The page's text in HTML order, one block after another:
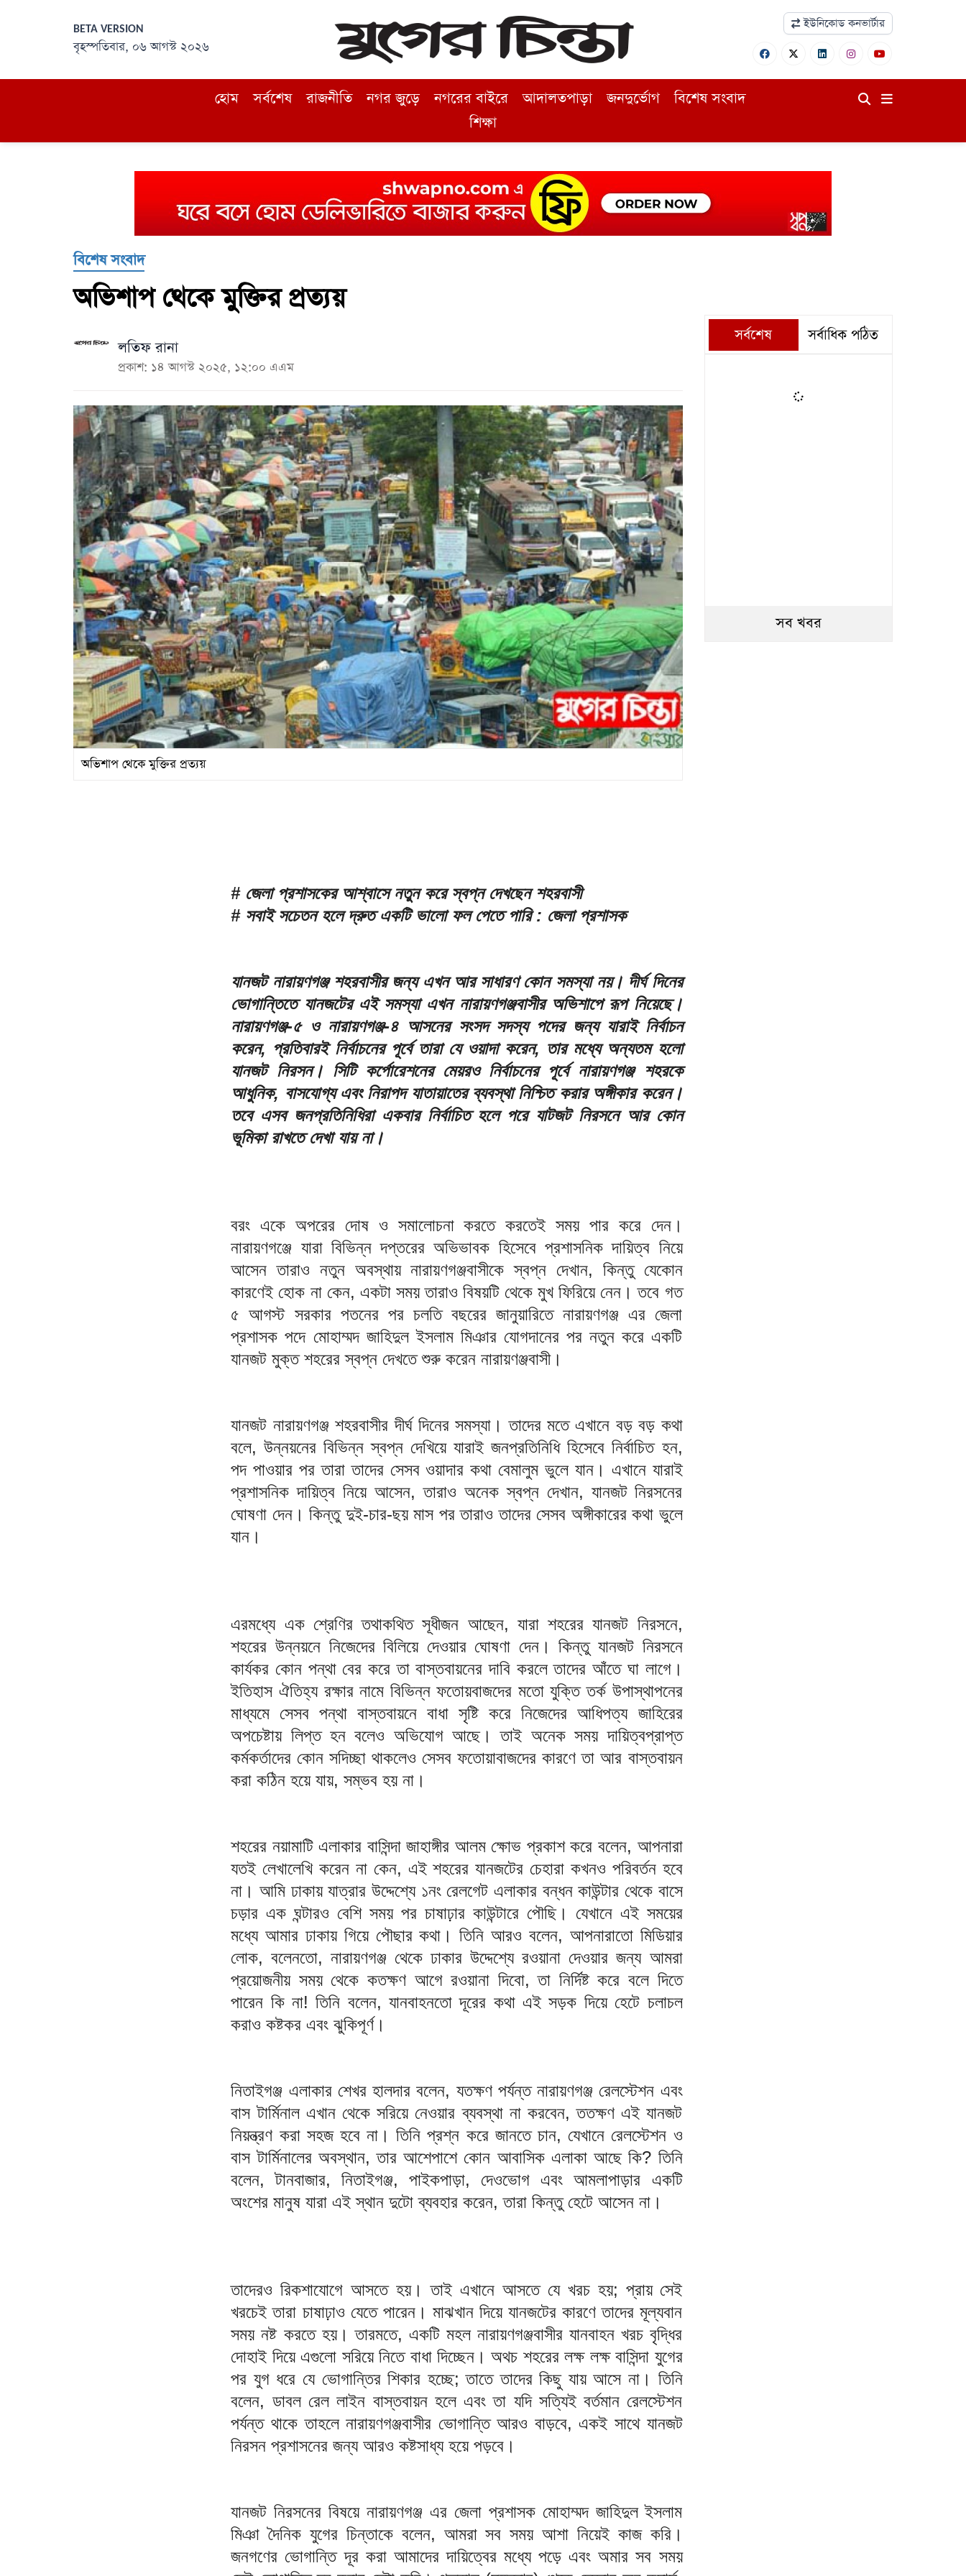
BETA VERSION
বৃহস্পতিবার, ০৬ আগস্ট ২০২৬
ইউনিকোড কনভার্টার
হোম সর্বশেষ রাজনীতি নগর জুড়ে নগরের বাইরে আদালতপাড়া জনদুর্ভোগ
বিশেষ সংবাদ
শিক্ষা
বিশেষ সংবাদ
অভিশাপ থেকে মুক্তির প্রত্যয়
লতিফ রানা
প্রকাশ: ১৪ আগস্ট ২০২৫, ১২:০০ এএম
অভিশাপ থেকে মুক্তির প্রত্যয়
# জেলা প্রশাসকের আশ্বাসে নতুন করে স্বপ্ন দেখছেন শহরবাসী
# সবাই সচেতন হলে দ্রুত একটি ভালো ফল পেতে পারি : জেলা প্রশাসক
যানজট নারায়ণগঞ্জ শহরবাসীর জন্য এখন আর সাধারণ কোন সমস্যা নয়। দীর্ঘ দিনের
ভোগান্তিতে যানজটের এই সমস্যা এখন নারায়ণগঞ্জবাসীর অভিশাপে রূপ নিয়েছে।
নারায়ণগঞ্জ-৫ ও নারায়ণগঞ্জ-৪ আসনের সংসদ সদস্য পদের জন্য যারাই নির্বাচন
করেন, প্রতিবারই নির্বাচনের পূর্বে তারা যে ওয়াদা করেন, তার মধ্যে অন্যতম হলো
যানজট নিরসন। সিটি কর্পোরেশনের মেয়রও নির্বাচনের পূর্বে নারায়ণগঞ্জ শহরকে
আধুনিক, বাসযোগ্য এবং নিরাপদ যাতায়াতের ব্যবস্থা নিশ্চিত করার অঙ্গীকার করেন।
তবে এসব জনপ্রতিনিধিরা একবার নির্বাচিত হলে পরে যাটজট নিরসনে আর কোন
ভূমিকা রাখতে দেখা যায় না।
বরং একে অপরের দোষ ও সমালোচনা করতে করতেই সময় পার করে দেন।
নারায়ণগঞ্জে যারা বিভিন্ন দপ্তরের অভিভাবক হিসেবে প্রশাসনিক দায়িত্ব নিয়ে
আসেন তারাও নতুন অবস্থায় নারায়ণগঞ্জবাসীকে স্বপ্ন দেখান, কিন্তু যেকোন
কারণেই হোক না কেন, একটা সময় তারাও বিষয়টি থেকে মুখ ফিরিয়ে নেন। তবে গত
৫ আগস্ট সরকার পতনের পর চলতি বছরের জানুয়ারিতে নারায়ণগঞ্জ এর জেলা
প্রশাসক পদে মোহাম্মদ জাহিদুল ইসলাম মিঞার যোগদানের পর নতুন করে একটি
যানজট মুক্ত শহরের স্বপ্ন দেখতে শুরু করেন নারায়ণঞ্জবাসী।
যানজট নারায়ণগঞ্জ শহরবাসীর দীর্ঘ দিনের সমস্যা। তাদের মতে এখানে বড় বড় কথা
বলে, উন্নয়নের বিভিন্ন স্বপ্ন দেখিয়ে যারাই জনপ্রতিনিধি হিসেবে নির্বাচিত হন,
পদ পাওয়ার পর তারা তাদের সেসব ওয়াদার কথা বেমালুম ভুলে যান। এখানে যারাই
প্রশাসনিক দায়িত্ব নিয়ে আসেন, তারাও অনেক স্বপ্ন দেখান, যানজট নিরসনের
ঘোষণা দেন। কিন্তু দুই-চার-ছয় মাস পর তারাও তাদের সেসব অঙ্গীকারের কথা ভুলে
যান।
এরমধ্যে এক শ্রেণির তথাকথিত সূধীজন আছেন, যারা শহরের যানজট নিরসনে,
শহরের উন্নয়নে নিজেদের বিলিয়ে দেওয়ার ঘোষণা দেন। কিন্তু যানজট নিরসনে
কার্যকর কোন পন্থা বের করে তা বাস্তবায়নের দাবি করলে তাদের আঁতে ঘা লাগে।
ইতিহাস ঐতিহ্য রক্ষার নামে বিভিন্ন ফতোয়বাজদের মতো যুক্তি তর্ক উপাস্থাপনের
মাধ্যমে সেসব পন্থা বাস্তবায়নে বাধা সৃষ্টি করে নিজেদের আধিপত্য জাহিরের
অপচেষ্টায় লিপ্ত হন বলেও অভিযোগ আছে। তাই অনেক সময় দায়িত্বপ্রাপ্ত
কর্মকর্তাদের কোন সদিচ্ছা থাকলেও সেসব ফতোয়াবাজদের কারণে তা আর বাস্তবায়ন
করা কঠিন হয়ে যায়, সম্ভব হয় না।
শহরের নয়ামাটি এলাকার বাসিন্দা জাহাঙ্গীর আলম ক্ষোভ প্রকাশ করে বলেন, আপনারা
যতই লেখালেখি করেন না কেন, এই শহরের যানজটের চেহারা কখনও পরিবর্তন হবে
না। আমি ঢাকায় যাত্রার উদ্দেশ্যে ১নং রেলগেট এলাকার বন্ধন কাউন্টার থেকে বাসে
চড়ার এক ঘন্টারও বেশি সময় পর চাষাঢ়ার কাউন্টারে পৌছি। যেখানে এই সময়ের
মধ্যে আমার ঢাকায় গিয়ে পৌছার কথা। তিনি আরও বলেন, আপনারাতো মিডিয়ার
লোক, বলেনতো, নারায়ণগঞ্জ থেকে ঢাকার উদ্দেশ্যে রওয়ানা দেওয়ার জন্য আমরা
প্রয়োজনীয় সময় থেকে কতক্ষণ আগে রওয়ানা দিবো, তা নির্দিষ্ট করে বলে দিতে
পারেন কি না! তিনি বলেন, যানবাহনতো দূরের কথা এই সড়ক দিয়ে হেটে চলাচল
করাও কষ্টকর এবং ঝুকিপূর্ণ।
নিতাইগঞ্জ এলাকার শেখর হালদার বলেন, যতক্ষণ পর্যন্ত নারায়ণগঞ্জ রেলস্টেশন এবং
বাস টার্মিনাল এখান থেকে সরিয়ে নেওয়ার ব্যবস্থা না করবেন, ততক্ষণ এই যানজট
নিয়ন্ত্রণ করা সহজ হবে না। তিনি প্রশ্ন করে জানতে চান, যেখানে রেলস্টেশন ও
বাস টার্মিনালের অবস্থান, তার আশেপাশে কোন আবাসিক এলাকা আছে কি? তিনি
বলেন, টানবাজার, নিতাইগঞ্জ, পাইকপাড়া, দেওভোগ এবং আমলাপাড়ার একটি
অংশের মানুষ যারা এই স্থান দুটো ব্যবহার করেন, তারা কিন্তু হেটে আসেন না।
তাদেরও রিকশাযোগে আসতে হয়। তাই এখানে আসতে যে খরচ হয়; প্রায় সেই
খরচেই তারা চাষাঢ়াও যেতে পারেন। মাঝখান দিয়ে যানজটের কারণে তাদের মূল্যবান
সময় নষ্ট করতে হয়। তারমতে, একটি মহল নারায়ণগঞ্জবাসীর যানবাহন খরচ বৃদ্ধির
দোহাই দিয়ে এগুলো সরিয়ে নিতে বাধা দিচ্ছেন। অথচ শহরের লক্ষ লক্ষ বাসিন্দা যুগের
পর যুগ ধরে যে ভোগান্তির শিকার হচ্ছে; তাতে তাদের কিছু যায় আসে না। তিনি
বলেন, ডাবল রেল লাইন বাস্তবায়ন হলে এবং তা যদি সত্যিই বর্তমান রেলস্টেশন
পর্যন্ত থাকে তাহলে নারায়ণগঞ্জবাসীর ভোগান্তি আরও বাড়বে, একই সাথে যানজট
নিরসন প্রশাসনের জন্য আরও কষ্টসাধ্য হয়ে পড়বে।
যানজট নিরসনের বিষয়ে নারায়ণগঞ্জ এর জেলা প্রশাসক মোহাম্মদ জাহিদুল ইসলাম
মিঞা দৈনিক যুগের চিন্তাকে বলেন, আমরা সব সময় আশা নিয়েই কাজ করি।
জনগণের ভোগান্তি দূর করা আমাদের দায়িত্বের মধ্যে পড়ে এবং অমার সব সময়
সর্বশেষ সর্বাধিক পঠিত
সব খবর